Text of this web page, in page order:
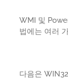
WMI 및
법에는 여러
다음은